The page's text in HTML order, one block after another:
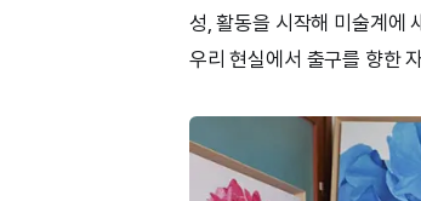
성, 활동을 시작해 미술계에
우리 현실에서 출구를 향한